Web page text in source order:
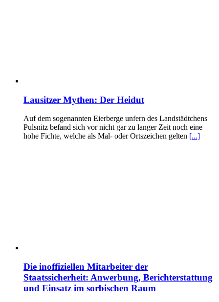
Lausitzer Mythen: Der Heidut
Auf dem sogenannten Eierberge unfern des Landstädtchens
Pulsnitz befand sich vor nicht gar zu langer Zeit noch eine
hohe Fichte, welche als Mal- oder Ortszeichen gelten [...]
Die inoffiziellen Mitarbeiter der
Staatssicherheit: Anwerbung, Berichterstattung
und Einsatz im sorbischen Raum